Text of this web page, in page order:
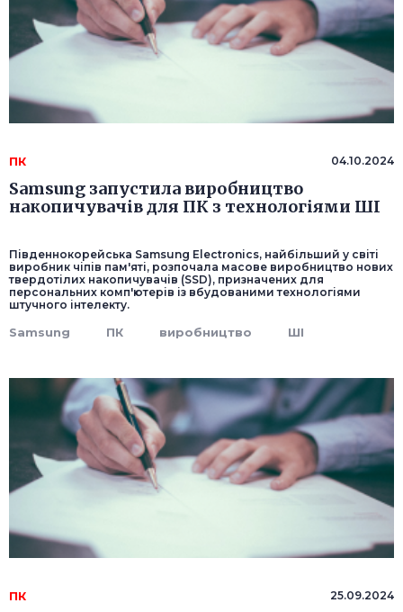
ПК 04.10.2024
Samsung запустила виробництво
накопичувачів для ПК з технологіями ШІ
Південнокорейська Samsung Electronics, найбільший у світі
виробник чіпів пам'яті, розпочала масове виробництво нових
твердотілих накопичувачів (SSD), призначених для
персональних комп'ютерів із вбудованими технологіями
штучного інтелекту.
Samsung ПК виробництво ШІ
ПК 25.09.2024